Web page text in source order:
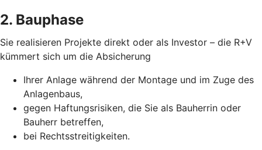
2. Bauphase
Sie realisieren Projekte direkt oder als Investor – die R+V
kümmert sich um die Absicherung
Ihrer Anlage während der Montage und im Zuge des
Anlagenbaus,
gegen Haftungsrisiken, die Sie als Bauherrin oder
Bauherr betreffen,
bei Rechtsstreitigkeiten.